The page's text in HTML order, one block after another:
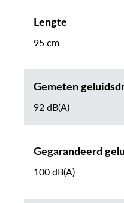
Lengte
95 cm
Gemeten
92 dB(A)
Gegarandeerd
100 dB(A)